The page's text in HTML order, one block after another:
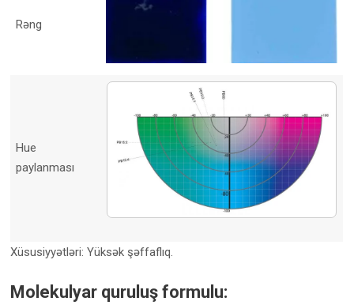
Rəng
Hue
paylanması
Xüsusiyyətləri: Yüksək şəffaflıq.
Molekulyar quruluş formulu: